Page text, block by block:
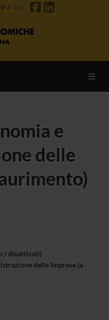
su
e
delle
/ disattivati)
delle Imprese (a